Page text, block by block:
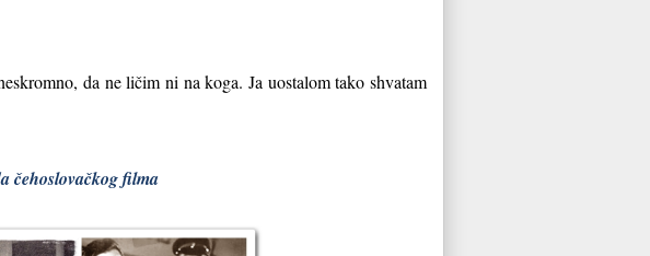
da ne ličim ni na koga. Ja uostalom tako shvatam
čehoslovačkog filma